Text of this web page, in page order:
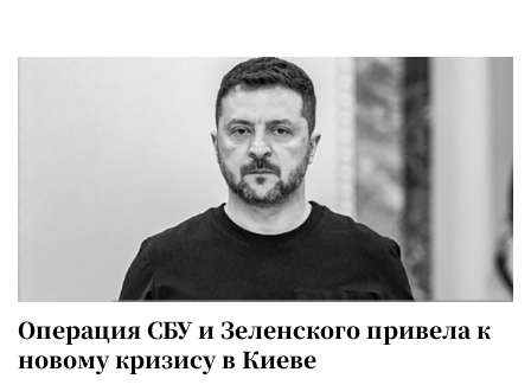
Операция СБУ и Зеленского привела к
новому кризису в Киеве